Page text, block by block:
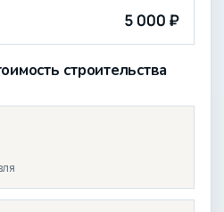
5 000 ₽
строительства